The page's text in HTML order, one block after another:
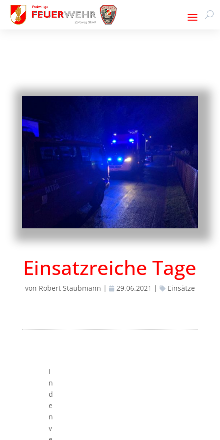
Einsatzreiche Tage
von Robert Staubmann | 29.06.2021 | Einsätze
I
n
d
e
n
v